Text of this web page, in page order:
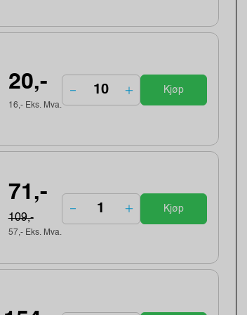
20,-
16,- Eks. Mva.
Kjøp
71,-
109,-
57,- Eks. Mva.
Kjøp